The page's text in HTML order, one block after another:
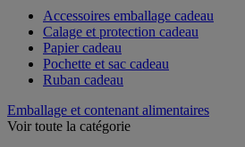
Accessoires emballage cadeau
Calage et protection cadeau
Papier cadeau
Pochette et sac cadeau
Ruban cadeau
Emballage et contenant alimentaires
Voir toute la catégorie